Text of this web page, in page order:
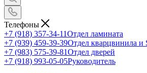
Телефоны
+7 (918) 357-34-11Отдел ламината
+7 (939) 459-39-39Отдел кварцвинила и
+7 (983) 575-39-81Отдел дверей
+7 (918) 993-05-05Руководитель